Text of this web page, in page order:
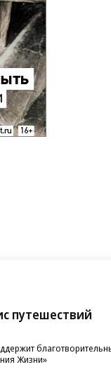
путешествий
Жизни»